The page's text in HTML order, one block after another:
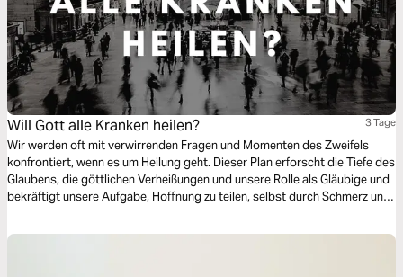
Will Gott alle Kranken heilen? 3 Tage
Wir werden oft mit verwirrenden Fragen und Momenten des Zweifels
konfrontiert, wenn es um Heilung geht. Dieser Plan erforscht die Tiefe des
Glaubens, die göttlichen Verheißungen und unsere Rolle als Gläubige und
bekräftigt unsere Aufgabe, Hoffnung zu teilen, selbst durch Schmerz und
Leben wirkt, inspirieren.